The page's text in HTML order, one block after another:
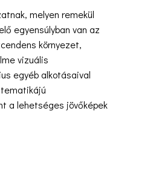
melyen remekül
egyensúlyban van az
környezet,
vizuális
egyéb alkotásaival
a lehetséges jövőképek